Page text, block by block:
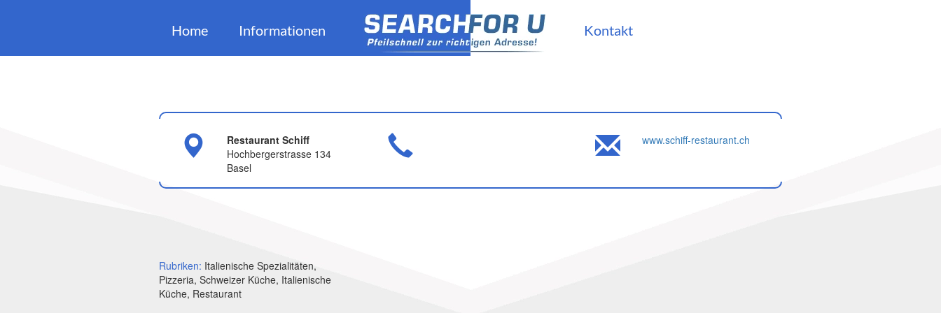
Home Informationen Kontakt
Restaurant Schiff
Hochbergerstrasse 134
Basel
www.schiff-restaurant.ch
Rubriken: Italienische Spezialitäten,
Pizzeria, Schweizer Küche, Italienische
Küche, Restaurant